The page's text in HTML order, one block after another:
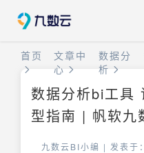
首页
文章中
心
数据分
析
数据分析bi工具
型指南 | 帆软九
九数云BI小编 | 发表